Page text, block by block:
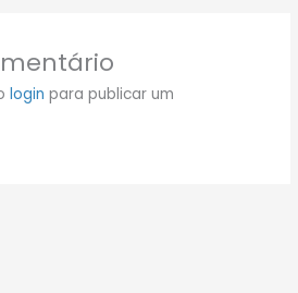
login para publicar um